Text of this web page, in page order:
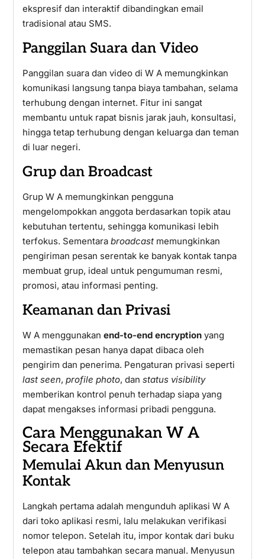
ekspresif dan interaktif dibandingkan email
tradisional atau SMS.
Panggilan Suara dan Video
Panggilan suara dan video di W A memungkinkan
komunikasi langsung tanpa biaya tambahan, selama
terhubung dengan internet. Fitur ini sangat
membantu untuk rapat bisnis jarak jauh, konsultasi,
hingga tetap terhubung dengan keluarga dan teman
di luar negeri.
Grup dan Broadcast
Grup W A memungkinkan pengguna
mengelompokkan anggota berdasarkan topik atau
kebutuhan tertentu, sehingga komunikasi lebih
terfokus. Sementara broadcastmemungkinkan
pengiriman pesan serentak ke banyak kontak tanpa
membuat grup, ideal untuk pengumuman resmi,
promosi, atau informasi penting.
Keamanan dan Privasi
W A menggunakan end-to-end encryptionyang
memastikan pesan hanya dapat dibaca oleh
pengirim dan penerima. Pengaturan privasi seperti
last seen, profile photo, dan status visibility
memberikan kontrol penuh terhadap siapa yang
dapat mengakses informasi pribadi pengguna.
Cara Menggunakan W A
Secara Efektif
Memulai Akun dan Menyusun
Kontak
Langkah pertama adalah mengunduh aplikasi W A
dari toko aplikasi resmi, lalu melakukan verifikasi
nomor telepon. Setelah itu, impor kontak dari buku
telepon atau tambahkan secara manual. Menyusun